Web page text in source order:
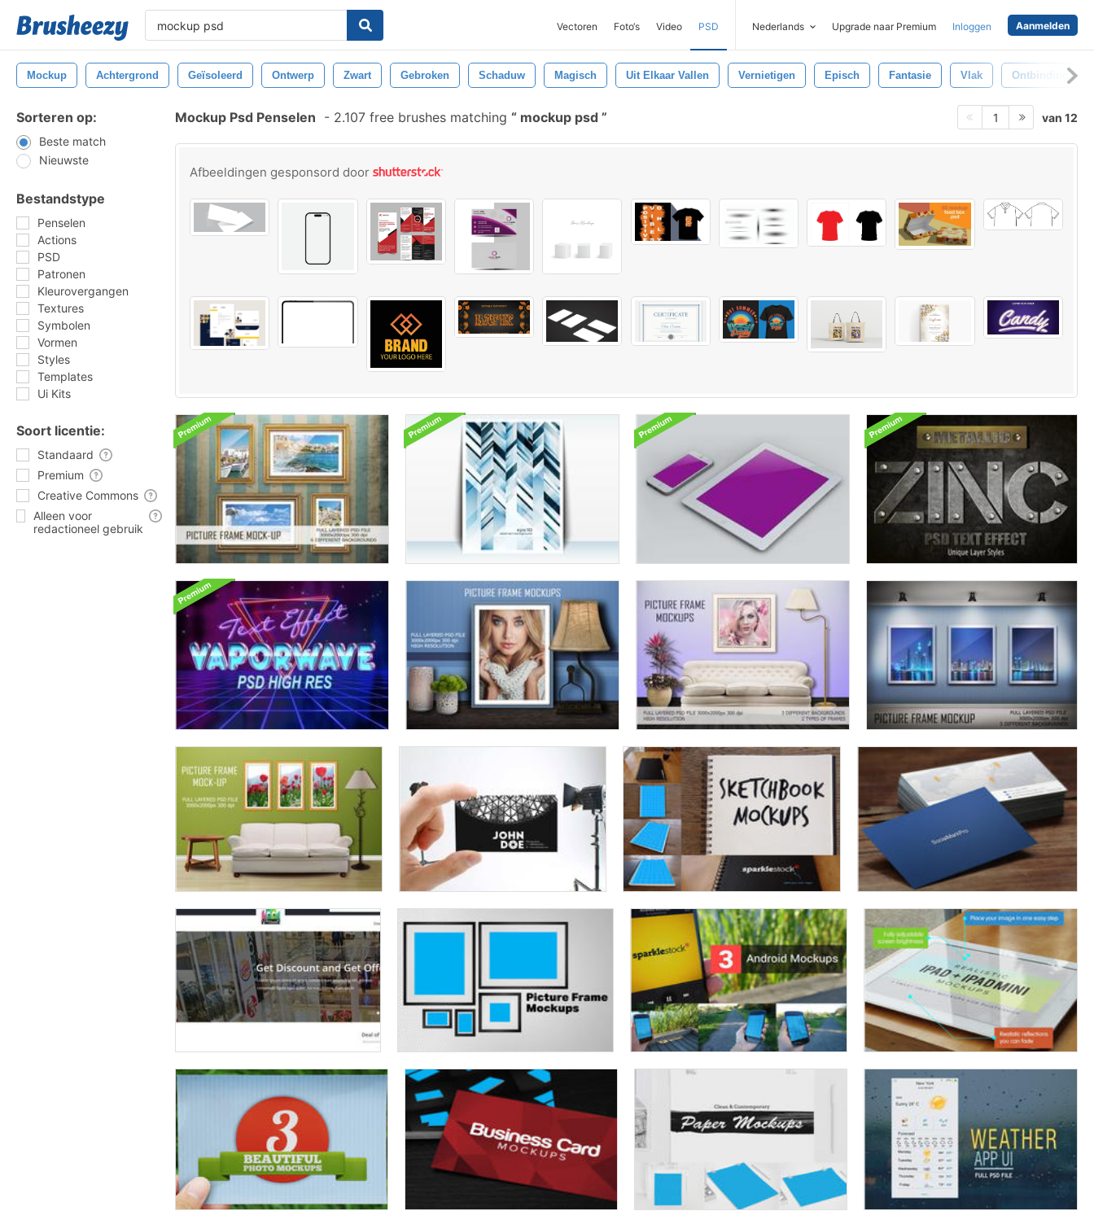
Vectoren Foto‘s Video PSD Nederlands Upgrade naar Premium Inloggen Aanmelden
Mockup Achtergrond Geïsoleerd Ontwerp Zwart Gebroken Schaduw Magisch Uit Elkaar Vallen Vernietigen Episch Fantasie Vlak Ontbinding
Sorteren op:
Beste match
Nieuwste
Bestandstype
Penselen
Actions
PSD
Patronen
Kleurovergangen
Textures
Symbolen
Vormen
Styles
Templates
Ui Kits
Soort licentie:
Standaard
Premium
Creative Commons
Alleen voor
redactioneel gebruik
Mockup Psd Penselen - 2.107 free brushes matching mockup psd 1 van 12
Afbeeldingen gesponsord door